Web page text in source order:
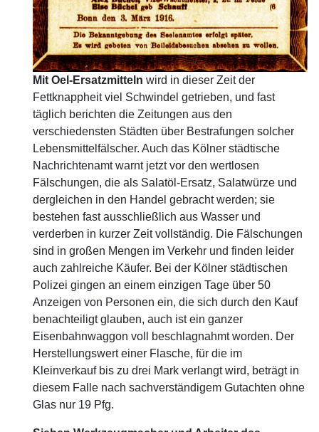
Mit Oel-Ersatzmitteln wird in dieser Zeit der
Fettknappheit viel Schwindel getrieben, und fast
täglich berichten die Zeitungen aus den
verschiedensten Städten über Bestrafungen solcher
Lebensmittelfälscher. Auch das Kölner städtische
Nachrichtenamt warnt jetzt vor den wertlosen
Fälschungen, die als Salatöl-Ersatz, Salatwürze und
dergleichen in den Handel gebracht werden; sie
bestehen fast ausschließlich aus Wasser und
verderben in kurzer Zeit vollständig. Die Fälschungen
sind in großen Mengen im Verkehr und finden leider
auch zahlreiche Käufer. Bei der Kölner städtischen
Polizei gingen an einem einzigen Tage über 50
Anzeigen von Personen ein, die sich durch den Kauf
benachteiligt glauben, auch ist ein ganzer
Eisenbahnwaggon voll beschlagnahmt worden. Der
Herstellungswert einer Flasche, für die im
Kleinverkauf bis zu drei Mark verlangt wird, beträgt in
diesem Falle nach sachverständigem Gutachten ohne
Glas nur 19 Pfg.